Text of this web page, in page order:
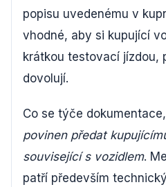
popisu uvedenému v
vhodné, aby si kupující
krátkou testovací jízdou,
dovolují.
Co se týče dokumentace,
povinen předat
související s vozidlem.
patří především